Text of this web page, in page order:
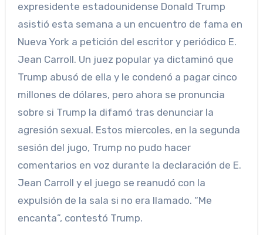
expresidente estadounidense Donald Trump
asistió esta semana a un encuentro de fama en
Nueva York a petición del escritor y periódico E.
Jean Carroll. Un juez popular ya dictaminó que
Trump abusó de ella y le condenó a pagar cinco
millones de dólares, pero ahora se pronuncia
sobre si Trump la difamó tras denunciar la
agresión sexual. Estos miercoles, en la segunda
sesión del jugo, Trump no pudo hacer
comentarios en voz durante la declaración de E.
Jean Carroll y el juego se reanudó con la
expulsión de la sala si no era llamado. “Me
encanta”, contestó Trump.